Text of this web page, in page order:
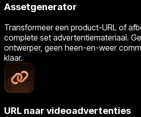
Assetgenerator
Transformeer een product-URL of
complete set advertentiemateriaal.
ontwerper, geen heen-en-weer
klaar.
URL naar videoadvertenties